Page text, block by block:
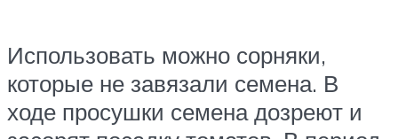
Использовать можно сорняки,
которые не завязали семена. В
ходе просушки семена дозреют и